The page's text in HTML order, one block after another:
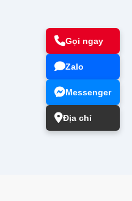
Gọi ngay
Zalo
Messenger
Địa chỉ